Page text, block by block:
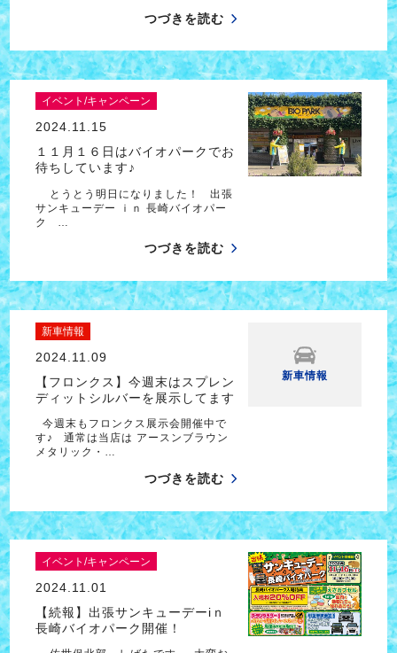
つづきを読む
イベント/キャンペーン
2024.11.15
１１月１６日はバイオパークでお
待ちしています♪
とうとう明日になりました！ 出張
サンキューデー ｉｎ 長崎バイオパー
ク …
つづきを読む
新車情報
2024.11.09
【フロンクス】今週末はスプレン
ディットシルバーを展示してます
今週末もフロンクス展示会開催中で
す♪ 通常は当店は アースンブラウン
メタリック・…
つづきを読む
新車情報
イベント/キャンペーン
2024.11.01
【続報】出張サンキューデーiｎ
長崎バイオパーク開催！